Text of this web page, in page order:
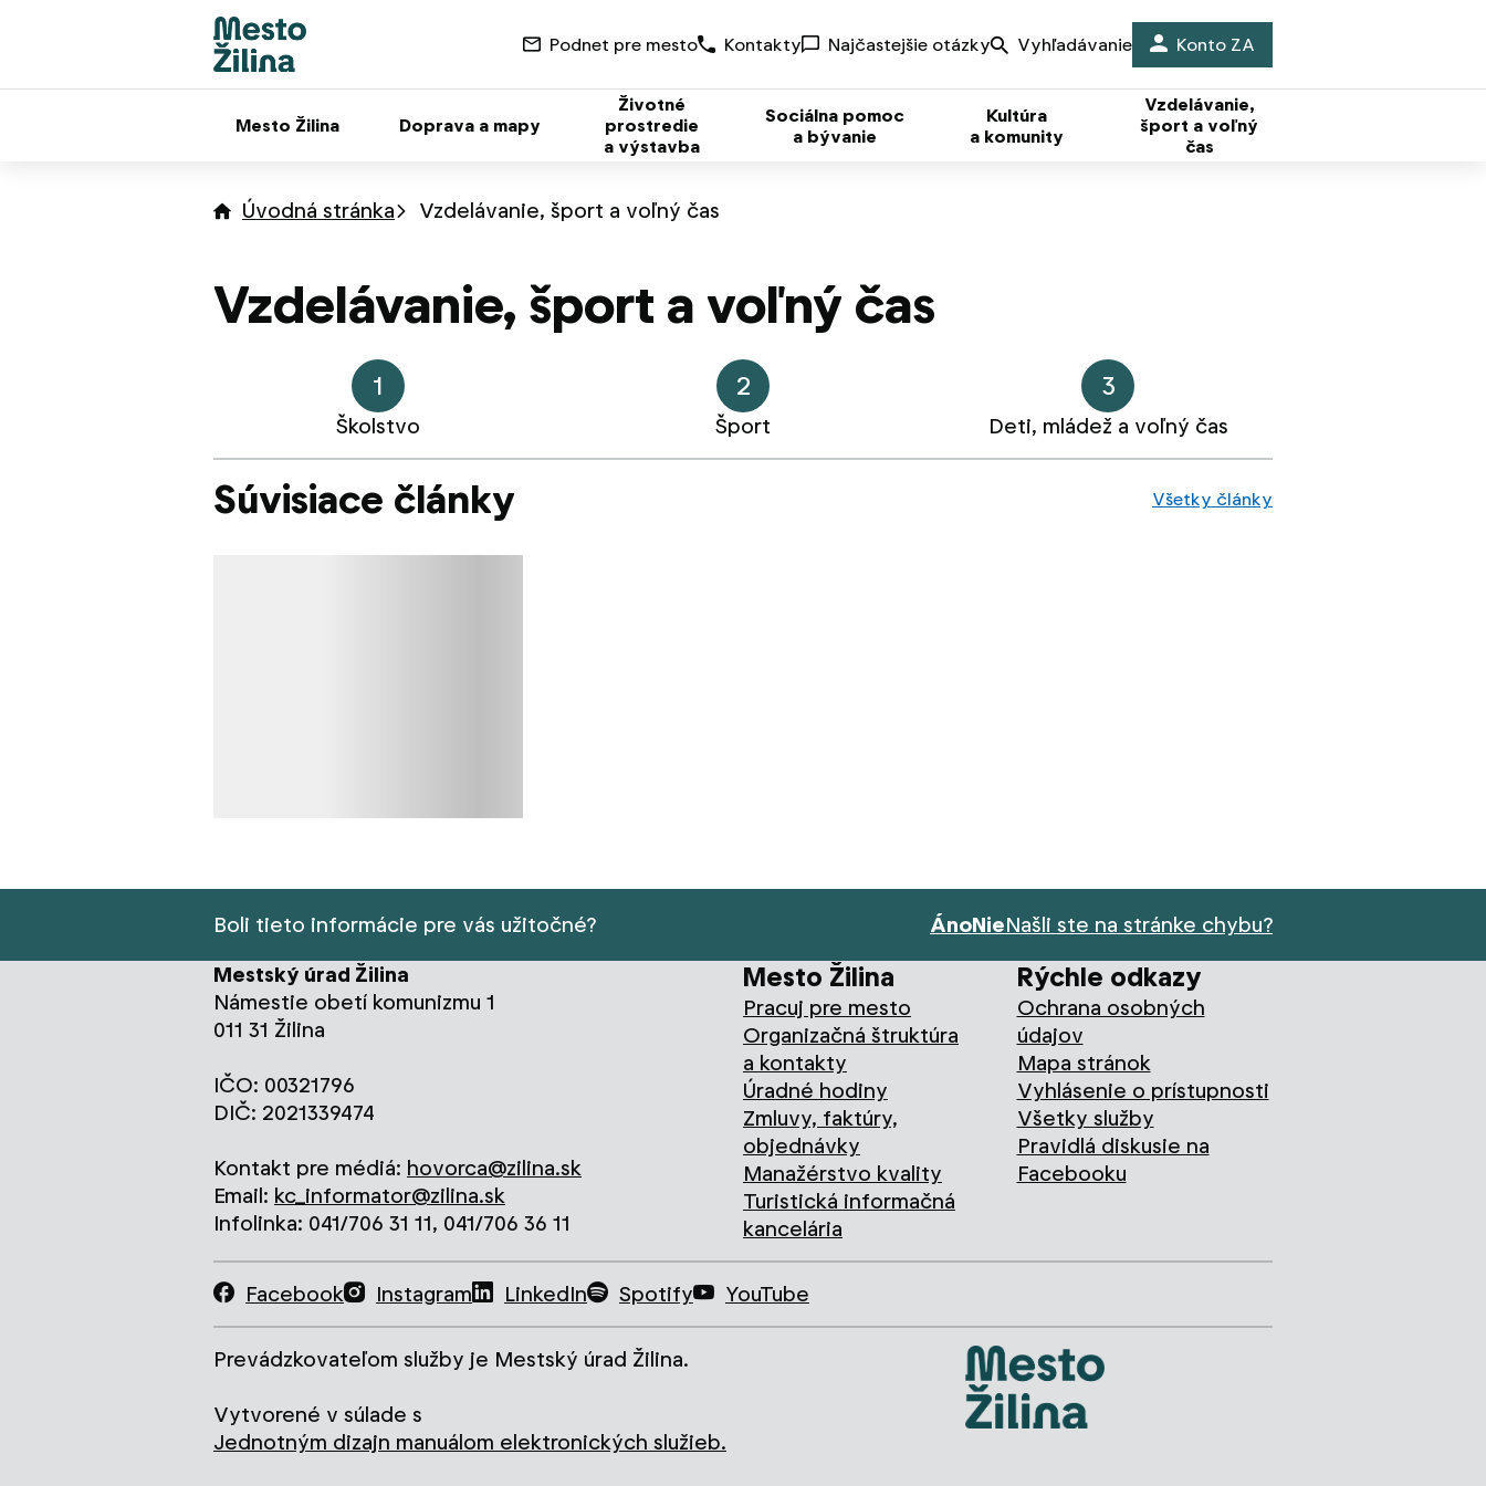
Podnet pre mesto Kontakty Najčastejšie otázky Vyhľadávanie Konto ZA
Mesto Žilina Doprava a mapy
Životné
prostredie
a výstavba
Sociálna pomoc
a bývanie
Kultúra
a komunity
Vzdelávanie,
šport a voľný
čas
Úvodná stránka Vzdelávanie, šport a voľný čas
Vzdelávanie, šport a voľný čas
1
Školstvo
2
Šport
3
Deti, mládež a voľný čas
Súvisiace články Všetky články
Boli tieto informácie pre vás užitočné? ÁnoNieNašli ste na stránke chybu?
Mestský úrad Žilina
Námestie obetí komunizmu 1
011 31 Žilina
IČO: 00321796
DIČ: 2021339474
Kontakt pre médiá: hovorca@zilina.sk
Email: kc_informator@zilina.sk
Infolinka: 041/706 31 11, 041/706 36 11
Mesto Žilina
Pracuj pre mesto
Organizačná štruktúra
a kontakty
Úradné hodiny
Zmluvy, faktúry,
objednávky
Manažérstvo kvality
Turistická informačná
kancelária
Rýchle odkazy
Ochrana osobných
údajov
Mapa stránok
Vyhlásenie o prístupnosti
Všetky služby
Pravidlá diskusie na
Facebooku
Facebook Instagram LinkedIn Spotify YouTube
Prevádzkovateľom služby je Mestský úrad Žilina.
Vytvorené v súlade s
Jednotným dizajn manuálom elektronických služieb.